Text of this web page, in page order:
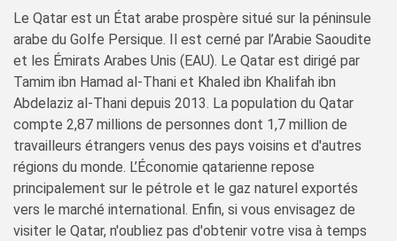
Le Qatar est un État arabe prospère situé sur la péninsule
arabe du Golfe Persique. Il est cerné par l’Arabie Saoudite
et les Émirats Arabes Unis (EAU). Le Qatar est dirigé par
Tamim ibn Hamad al-Thani et Khaled ibn Khalifah ibn
Abdelaziz al-Thani depuis 2013. La population du Qatar
compte 2,87 millions de personnes dont 1,7 million de
travailleurs étrangers venus des pays voisins et d'autres
régions du monde. L’Économie qatarienne repose
principalement sur le pétrole et le gaz naturel exportés
vers le marché international. Enfin, si vous envisagez de
visiter le Qatar, n'oubliez pas d'obtenir votre visa à temps